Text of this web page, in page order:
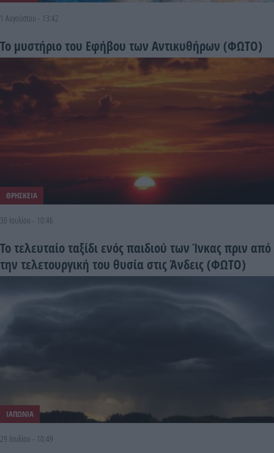
1 Αυγούστου - 13:42
Το μυστήριο του Εφήβου των Αντικυθήρων (ΦΩΤΟ)
ΘΡΗΣΚΕΙΑ
30 Ιουλίου - 10:46
Το τελευταίο ταξίδι ενός παιδιού των Ίνκας πριν από
την τελετουργική του θυσία στις Άνδεις (ΦΩΤΟ)
ΙΑΠΩΝΙΑ
29 Ιουλίου - 10:49